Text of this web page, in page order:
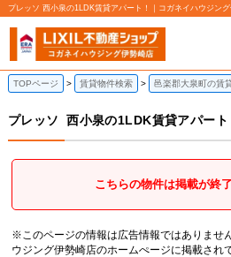
プレッソ 西小泉の1LDK賃貸アパート！｜コガネイハウジン
TOPページ 賃貸物件検索 邑楽郡大泉町の賃
プレッソ 西小泉の1LDK賃貸アパート
こちらの物件は掲載が終
※このページの情報は広告情報ではありませ
ウジング伊勢崎店のホームぺージに掲載され